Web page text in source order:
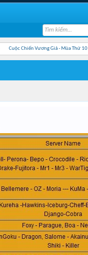
Cuộc Chiến Vương Giả - Mùa Thứ 10